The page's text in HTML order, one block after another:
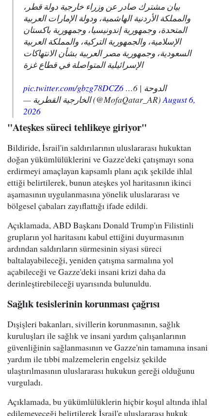
بيان مشترك صادر عن وزراء خارجية دولة قطر،
والمملكة الأردنية الهاشمية، ودولة الإمارات العربية
المتحدة، وجمهورية إندونيسيا، وجمهورية باكستان
الإسلامية، والجمهورية التركية، والمملكة العربية
السعودية، وجمهورية مصر العربية بشأن الانتهاكات
الإسرائيلية المتواصلة في قطاع غزة
الدوحة | 6…
pic.twitter.com/gbzg78DCZ6
— الخارجية القطرية (@MofaQatar_AR)August 6,
2026
"Ateşkes süreci tehlikeye giriyor"
Bildiride, İsrail'in saldırılarının uluslararası hukuktan
doğan yükümlülüklerini ve Gazze'deki çatışmayı sona
erdirmeyi amaçlayan kapsamlı planı açık şekilde ihlal
ettiği belirtilerek, bunun ateşkes yol haritasının ikinci
aşamasının uygulanmasına yönelik uluslararası ve
bölgesel çabaları zayıflattığı ifade edildi.
Açıklamada, ABD Başkanı Donald Trump'ın Filistinli
grupların yol haritasını kabul ettiğini duyurmasının
ardından saldırıların sürmesinin siyasi süreci
baltalayabileceği, yeniden çatışma sarmalına yol
açabileceği ve Gazze'deki insani krizi daha da
derinleştirebileceği uyarısında bulunuldu.
Sağlık tesislerinin korunması çağrısı
Dışişleri bakanları, sivillerin korunmasının, sağlık
kuruluşları ile sağlık ve insani yardım çalışanlarının
güvenliğinin sağlanmasının ve Gazze'nin tamamına insani
yardım ile tıbbi malzemelerin engelsiz şekilde
ulaştırılmasının uluslararası hukukun gereği olduğunu
vurguladı.
Açıklamada, bu yükümlülüklerin hiçbir koşul altında ihlal
edilemeyeceği belirtilerek İsrail'e uluslararası hukuk